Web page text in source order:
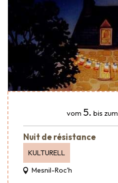
vom 5. bis zum
Nuit de résistance
KULTURELL
Mesnil-Roc'h